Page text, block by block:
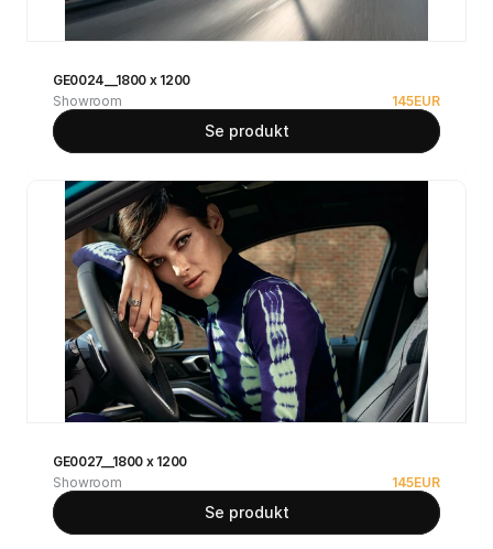
GE0024__1800 x 1200
Showroom
145EUR
Se produkt
GE0027__1800 x 1200
Showroom
145EUR
Se produkt